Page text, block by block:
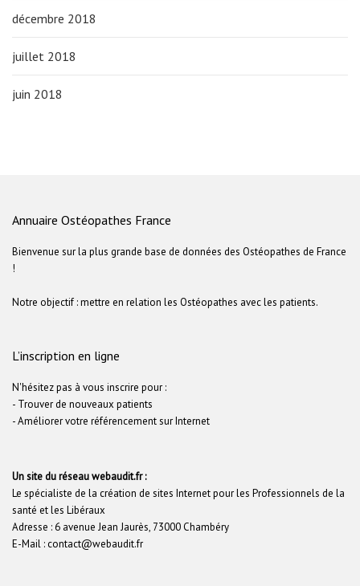
décembre 2018
juillet 2018
juin 2018
Annuaire Ostéopathes France
Bienvenue sur la plus grande base de données des Ostéopathes de France
!
Notre objectif : mettre en relation les Ostéopathes avec les patients.
L’inscription en ligne
N'hésitez pas à vous inscrire pour :
- Trouver de nouveaux patients
- Améliorer votre référencement sur Internet
Un site du réseau webaudit.fr :
Le spécialiste de la création de sites Internet pour les Professionnels de la
santé et les Libéraux
Adresse : 6 avenue Jean Jaurès, 73000 Chambéry
E-Mail : contact@webaudit.fr